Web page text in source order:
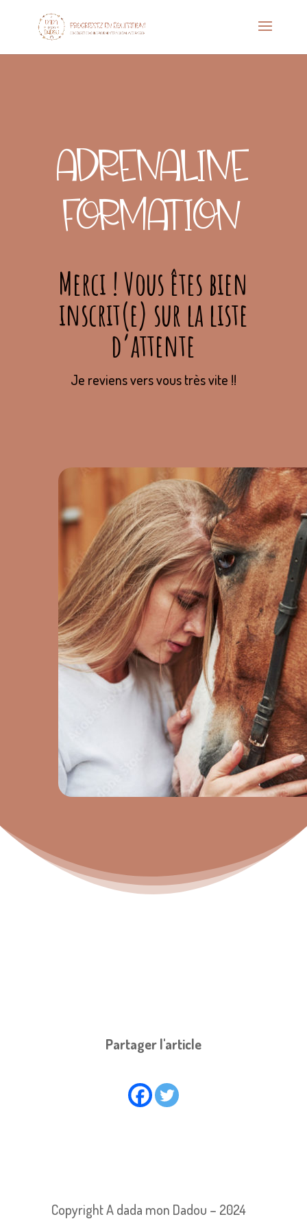
ADRENALINE
FORMATION
Merci ! Vous êtes bien
inscrit(e) sur la liste
d’attente
Je reviens vers vous très vite !!
Partager l'article
Copyright A dada mon Dadou – 2024